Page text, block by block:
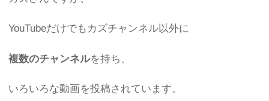
YouTubeだけでもカズチャンネル以外に
複数のチャンネルを持ち、
いろいろな動画を投稿されています。